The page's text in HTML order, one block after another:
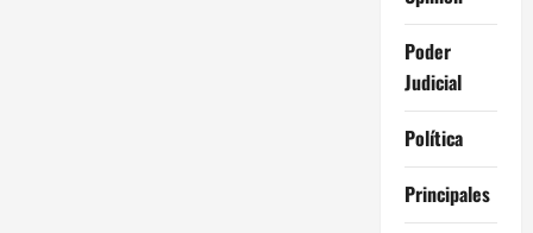
Poder
Judicial
Política
Principales